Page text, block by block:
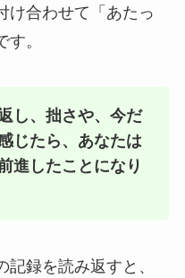
け合わせて「あたっ
。
し、拙さや、今だ
じたら、あなたは
進したことになり
録を読み返すと、